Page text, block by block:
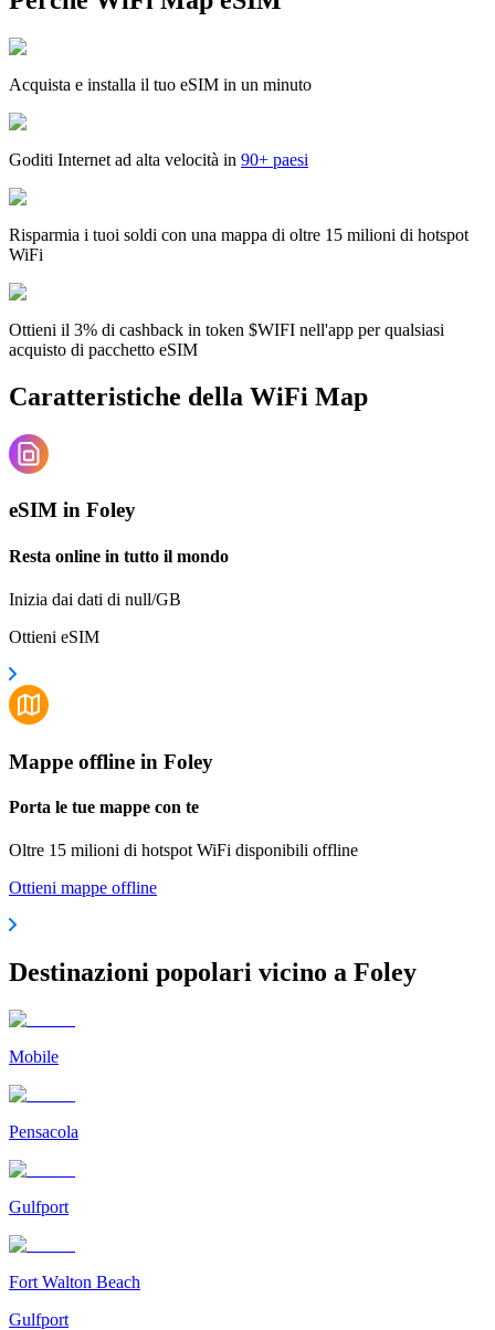
Acquista e installa il tuo eSIM in un minuto
Goditi Internet ad alta velocità in 90+ paesi
Risparmia i tuoi soldi con una mappa di oltre 15 milioni di hotspot
WiFi
Ottieni il 3% di cashback in token $WIFI nell'app per qualsiasi
acquisto di pacchetto eSIM
Caratteristiche della WiFi Map
eSIM in Foley
Resta online in tutto il mondo
Inizia dai dati di null/GB
Ottieni eSIM
Mappe offline in Foley
Porta le tue mappe con te
Oltre 15 milioni di hotspot WiFi disponibili offline
Ottieni mappe offline
Destinazioni popolari vicino a Foley
Mobile
Pensacola
Gulfport
Fort Walton Beach
Gulfport